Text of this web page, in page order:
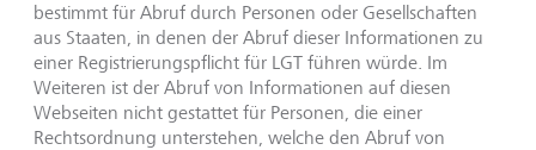
bestimmt für Abruf durch Personen oder Gesellschaften
aus Staaten, in denen der Abruf dieser Informationen zu
einer Registrierungspflicht für LGT führen würde. Im
Weiteren ist der Abruf von Informationen auf diesen
Webseiten nicht gestattet für Personen, die einer
Rechtsordnung unterstehen, welche den Abruf von